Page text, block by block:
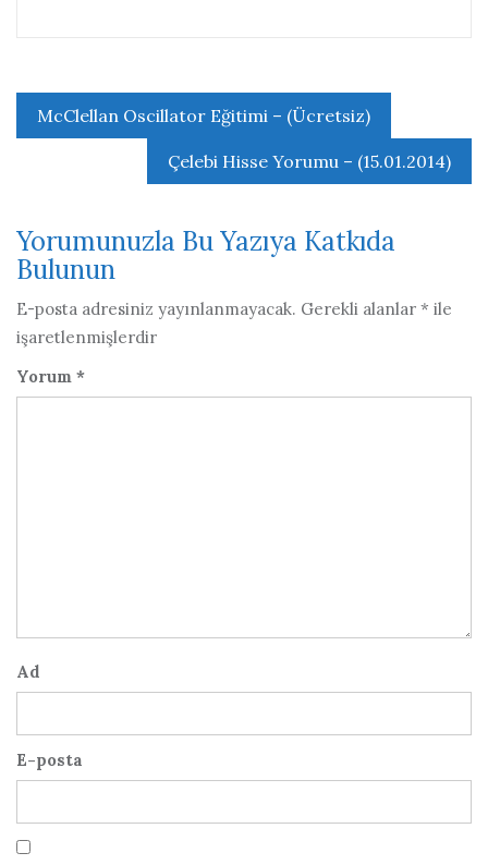
Yazı
gezinmesi
McClellan Oscillator Eğitimi – (Ücretsiz)
Çelebi Hisse Yorumu – (15.01.2014)
Yorumunuzla Bu Yazıya Katkıda
Bulunun
E-posta adresiniz yayınlanmayacak. Gerekli alanlar * ile
işaretlenmişlerdir
Yorum *
Ad
E-posta